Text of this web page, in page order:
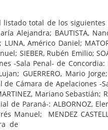
total de los
Alejandra; BAUTISTA,
Américo Daniel;
SIEBER, Rubén Emilio;
-Sala Penal- de Concordia:
GUERRERO, Mario
de Cámara de Apelaciones -
Mariano Sebastián;
Paraná-: ALBORNOZ,
Manuel; MENDEZ
de